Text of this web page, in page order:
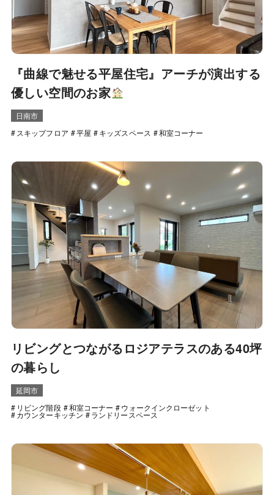
『曲線で魅せる平屋住宅』アーチが演出する
優しい空間のお家
日南市
スキップフロア
平屋 キッズスペース 和室コーナー
リビングとつながるロジアテラスのある40坪
の暮らし
延岡市
リビング階段
和室コーナー ウォークインクローゼット
カウンターキッチン ランドリースペース